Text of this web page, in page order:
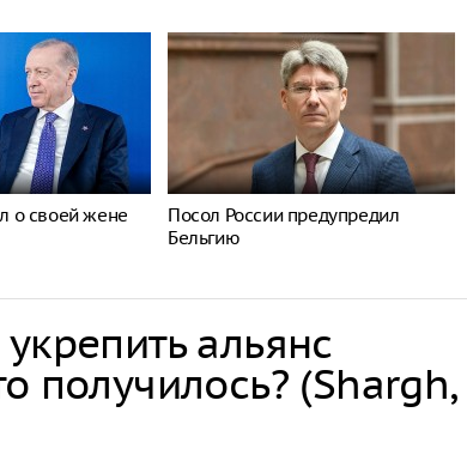
о своей жене
Посол России предупредил
Бельгию
альянс
получилось? (Shargh,